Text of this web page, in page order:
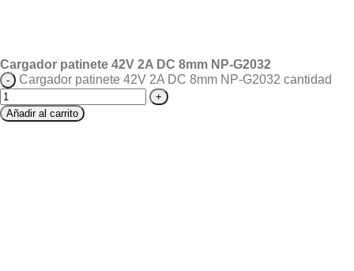
Cargador patinete 42V 2A DC 8mm NP-G2032
Cargador patinete 42V 2A DC 8mm NP-G2032 cantidad
Añadir al carrito